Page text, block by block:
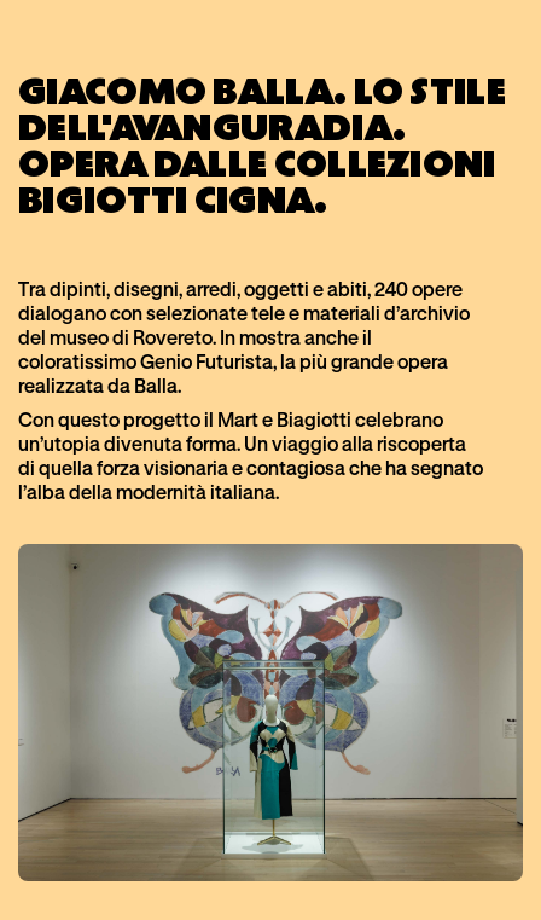
GIACOMO BALLA. LO STILE
DELL'AVANGURADIA.
OPERA DALLE COLLEZIONI
BIGIOTTI CIGNA.
Tra dipinti, disegni, arredi, oggetti e abiti, 240 opere
dialogano con selezionate tele e materiali d’archivio
del museo di Rovereto. In mostra anche il
coloratissimo Genio Futurista, la più grande opera
realizzata da Balla.
Con questo progetto il Mart e Biagiotti celebrano
un’utopia divenuta forma. Un viaggio alla riscoperta
di quella forza visionaria e contagiosa che ha segnato
l’alba della modernità italiana.